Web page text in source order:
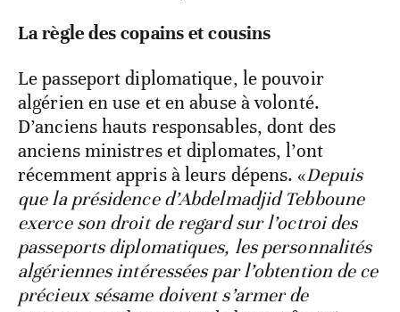
La règle des copains et cousins
Le passeport diplomatique, le pouvoir
algérien en use et en abuse à volonté.
D’anciens hauts responsables, dont des
anciens ministres et diplomates, l’ont
récemment appris à leurs dépens. «Depuis
que la présidence d’Abdelmadjid Tebboune
exerce son droit de regard sur l’octroi des
passeports diplomatiques, les personnalités
algériennes intéressées par l’obtention de ce
précieux sésame doivent s’armer de